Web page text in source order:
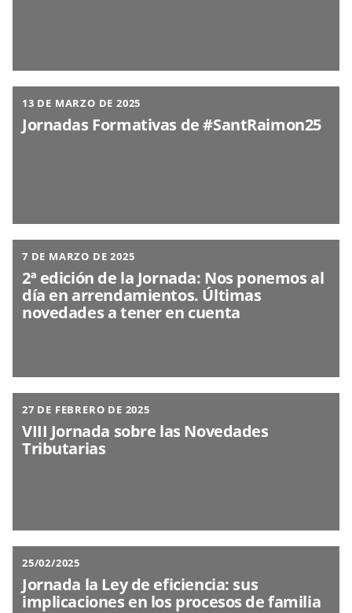
13 DE MARZO DE 2025
Jornadas Formativas de #SantRaimon25
7 DE MARZO DE 2025
2ª edición de la Jornada: Nos ponemos al
día en arrendamientos. Últimas
novedades a tener en cuenta
27 DE FEBRERO DE 2025
VIII Jornada sobre las Novedades
Tributarias
25/02/2025
Jornada la Ley de eficiencia: sus
implicaciones en los procesos de familia